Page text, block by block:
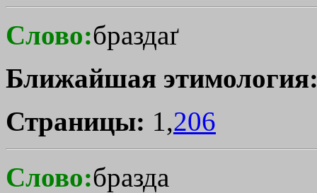
Слово:браздаґ
Ближайшая
Страницы: 1,206
Слово:бразда